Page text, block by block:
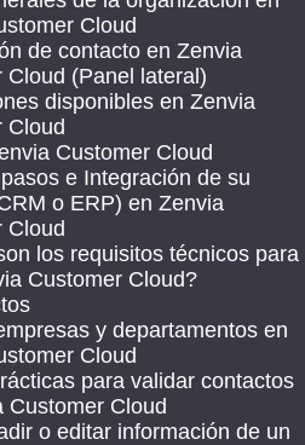
Cloud
de contacto en Zenvia
Cloud (Panel lateral)
disponibles en Zenvia
Cloud
Customer Cloud
e Integración de su
o ERP) en Zenvia
Cloud
los requisitos técnicos para
Customer Cloud?
y departamentos en
Cloud
para validar contactos
Customer Cloud
o editar información de un